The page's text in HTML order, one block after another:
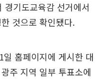
경기도교육감 선거에서
것으로 확인됐다.
홈페이지에 게시한 대
주 지역 일부 투표소에